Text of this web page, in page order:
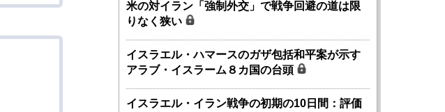
米の対イラン「強制外交」で戦争回避の道は限
りなく狭い
イスラエル・ハマースのガザ包括和平案が示す
アラブ・イスラーム８カ国の台頭
イスラエル・イラン戦争の初期の10日間：評価